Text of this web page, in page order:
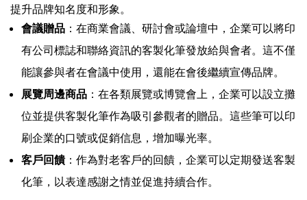
提升品牌知名度和形象。
會議贈品 ：在商業會議、研討會或論壇中，企業可以將印
有公司標誌和聯絡資訊的客製化筆發放給與會者。這不僅
能讓參與者在會議中使用，還能在會後繼續宣傳品牌。
展覽周邊商品 ：在各類展覽或博覽會上，企業可以設立攤
位並提供客製化筆作為吸引參觀者的贈品。這些筆可以印
刷企業的口號或促銷信息，增加曝光率。
客戶回饋：作為對老客戶的回饋，企業可以定期發送客製
化筆，以表達感謝之情並促進持續合作。